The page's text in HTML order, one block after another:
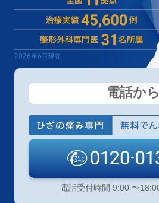
電話から
電話受付時間 9:00 〜